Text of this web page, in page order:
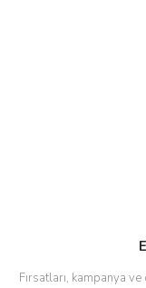
Fırsatları, kampanya